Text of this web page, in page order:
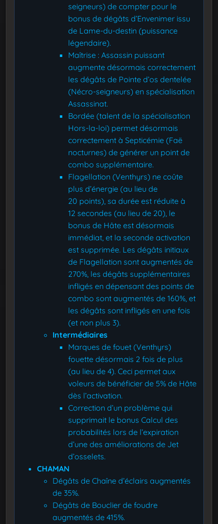
seigneurs) de compter pour le
bonus de dégâts d’Envenimer issu
de Lame-du-destin (puissance
légendaire).
Maîtrise : Assassin puissant
augmente désormais correctement
les dégâts de Pointe d’os dentelée
(Nécro-seigneurs) en spécialisation
Assassinat.
Bordée (talent de la spécialisation
Hors-la-loi) permet désormais
correctement à Septicémie (Faë
nocturnes) de générer un point de
combo supplémentaire.
Flagellation (Venthyrs) ne coûte
plus d’énergie (au lieu de
20 points), sa durée est réduite à
12 secondes (au lieu de 20), le
bonus de Hâte est désormais
immédiat, et la seconde activation
est supprimée. Les dégâts initiaux
de Flagellation sont augmentés de
270%, les dégâts supplémentaires
infligés en dépensant des points de
combo sont augmentés de 160%, et
les dégâts sont infligés en une fois
(et non plus 3).
Intermédiaires
Marques de fouet (Venthyrs)
fouette désormais 2 fois de plus
(au lieu de 4). Ceci permet aux
voleurs de bénéficier de 5% de Hâte
dès l’activation.
Correction d’un problème qui
supprimait le bonus Calcul des
probabilités lors de l’expiration
d’une des améliorations de Jet
d’osselets.
CHAMAN
Dégâts de Chaîne d’éclairs augmentés
de 35%.
Dégâts de Bouclier de foudre
augmentés de 415%.